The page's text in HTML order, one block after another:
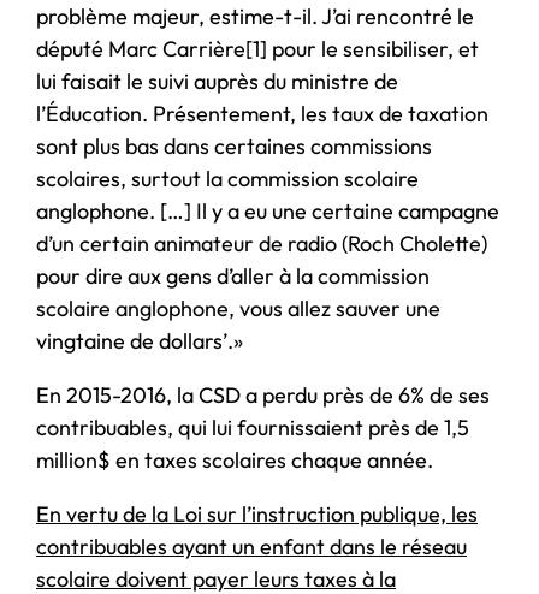
problème majeur, estime-t-il. J’ai rencontré le
député Marc Carrière[1] pour le sensibiliser, et
lui faisait le suivi auprès du ministre de
l’Éducation. Présentement, les taux de taxation
sont plus bas dans certaines commissions
scolaires, surtout la commission scolaire
anglophone. […] Il y a eu une certaine campagne
d’un certain animateur de radio (Roch Cholette)
pour dire aux gens d’aller à la commission
scolaire anglophone, vous allez sauver une
vingtaine de dollars’.»
En 2015-2016, la CSD a perdu près de 6% de ses
contribuables, qui lui fournissaient près de 1,5
million$ en taxes scolaires chaque année.
En vertu de la Loi sur l’instruction publique, les
contribuables ayant un enfant dans le réseau
scolaire doivent payer leurs taxes à la